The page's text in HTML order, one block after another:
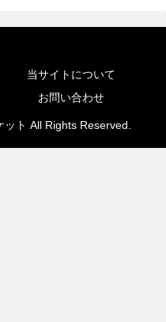
当サイトについて
お問い合わせ
ト All Rights Reserved.